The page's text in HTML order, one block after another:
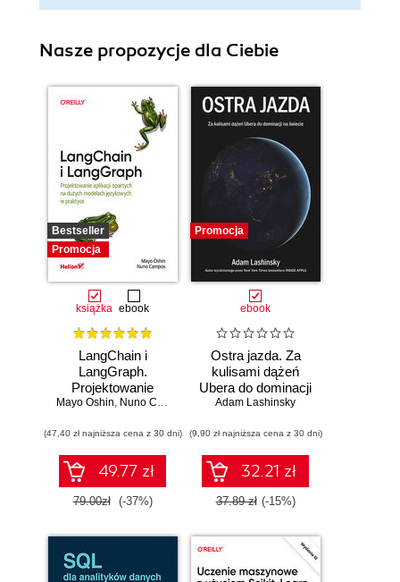
Nasze propozycje dla Ciebie
Bestseller
Promocja
książka ebook
LangChain i
LangGraph.
Projektowanie
aplikacji opartych
modelach
językowych w
praktyce
Mayo Oshin, Nuno Campos
(47,40 zł najniższa cena z 30 dni)
49.77 zł
79.00zł (-37%)
Promocja
ebook
Ostra jazda. Za
kulisami dążeń
Ubera do dominacji
na świecie
Adam Lashinsky
(9,90 zł najniższa cena z 30 dni)
32.21 zł
37.89 zł (-15%)